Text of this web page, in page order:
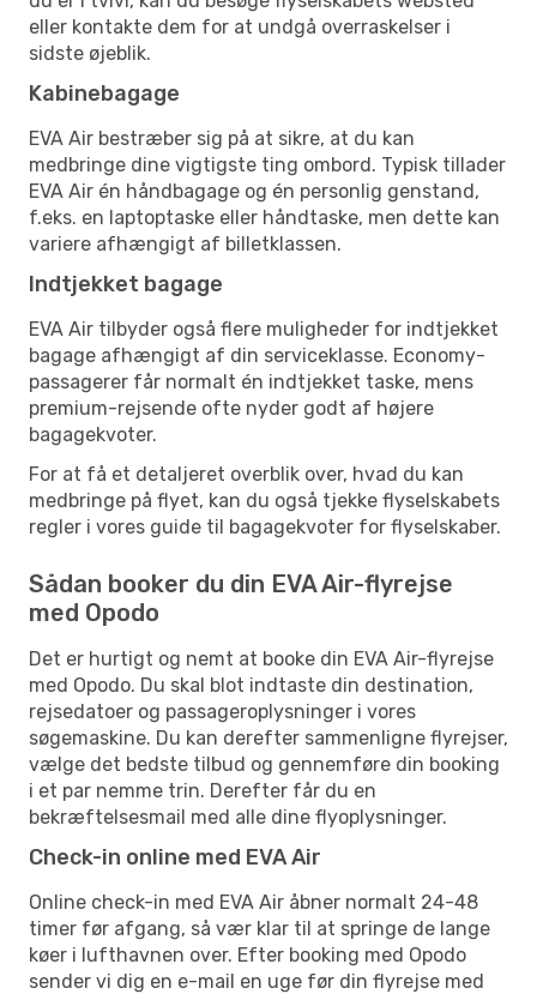
eller kontakte dem for at undgå overraskelser i
sidste øjeblik.
Kabinebagage
EVA Air bestræber sig på at sikre, at du kan
medbringe dine vigtigste ting ombord. Typisk tillader
EVA Air én håndbagage og én personlig genstand,
f.eks. en laptoptaske eller håndtaske, men dette kan
variere afhængigt af billetklassen.
Indtjekket bagage
EVA Air tilbyder også flere muligheder for indtjekket
bagage afhængigt af din serviceklasse. Economy-
passagerer får normalt én indtjekket taske, mens
premium-rejsende ofte nyder godt af højere
bagagekvoter.
For at få et detaljeret overblik over, hvad du kan
medbringe på flyet, kan du også tjekke flyselskabets
regler i vores guide til bagagekvoter for flyselskaber.
Sådan booker du din EVA Air-flyrejse
med Opodo
Det er hurtigt og nemt at booke din EVA Air-flyrejse
med Opodo. Du skal blot indtaste din destination,
rejsedatoer og passageroplysninger i vores
søgemaskine. Du kan derefter sammenligne flyrejser,
vælge det bedste tilbud og gennemføre din booking
i et par nemme trin. Derefter får du en
bekræftelsesmail med alle dine flyoplysninger.
Check-in online med EVA Air
Online check-in med EVA Air åbner normalt 24-48
timer før afgang, så vær klar til at springe de lange
køer i lufthavnen over. Efter booking med Opodo
sender vi dig en e-mail en uge før din flyrejse med